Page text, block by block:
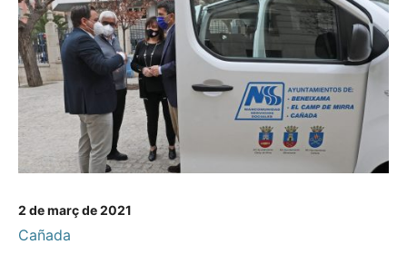
2 de març de 2021
Cañada